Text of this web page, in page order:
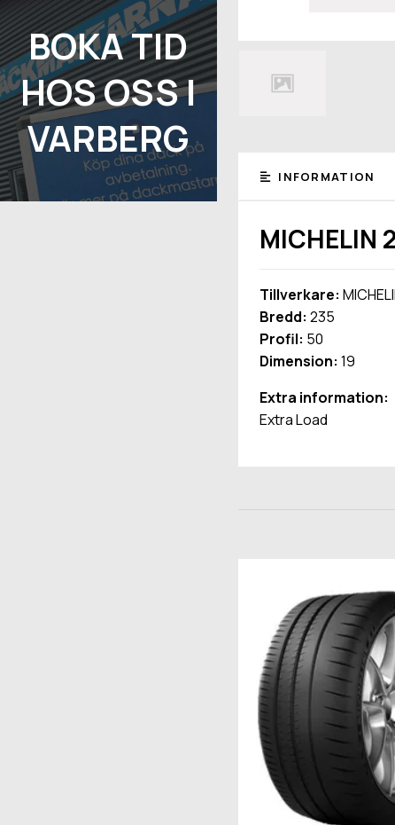
BOKA TID
HOS OSS I
VARBERG
INFORMATION
MICHELIN
Tillverkare:
Bredd: 235
Profil: 50
Dimension: 19
Extra information:
Extra Load